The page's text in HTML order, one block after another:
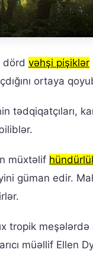
dörd vəhşi pişiklər
ortaya
tədqiqatçıları,
müxtəlif
güman edir.
tropik
müəllif Ellen